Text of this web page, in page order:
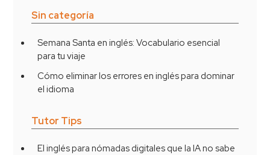
Sin categoría
Semana Santa en inglés: Vocabulario esencial
para tu viaje
Cómo eliminar los errores en inglés para dominar
el idioma
Tutor Tips
El inglés para nómadas digitales que la IA no sabe